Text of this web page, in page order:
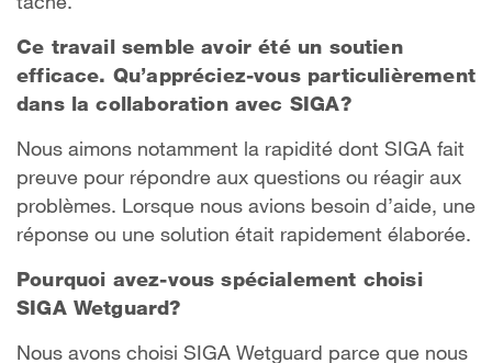
Ce travail semble avoir été un soutien
efficace. Qu’appréciez-vous particulièrement
dans la collaboration avec SIGA?
Nous aimons notamment la rapidité dont SIGA fait
preuve pour répondre aux questions ou réagir aux
problèmes. Lorsque nous avions besoin d’aide, une
réponse ou une solution était rapidement élaborée.
Pourquoi avez-vous spécialement choisi
SIGA Wetguard?
Nous avons choisi SIGA Wetguard parce que nous